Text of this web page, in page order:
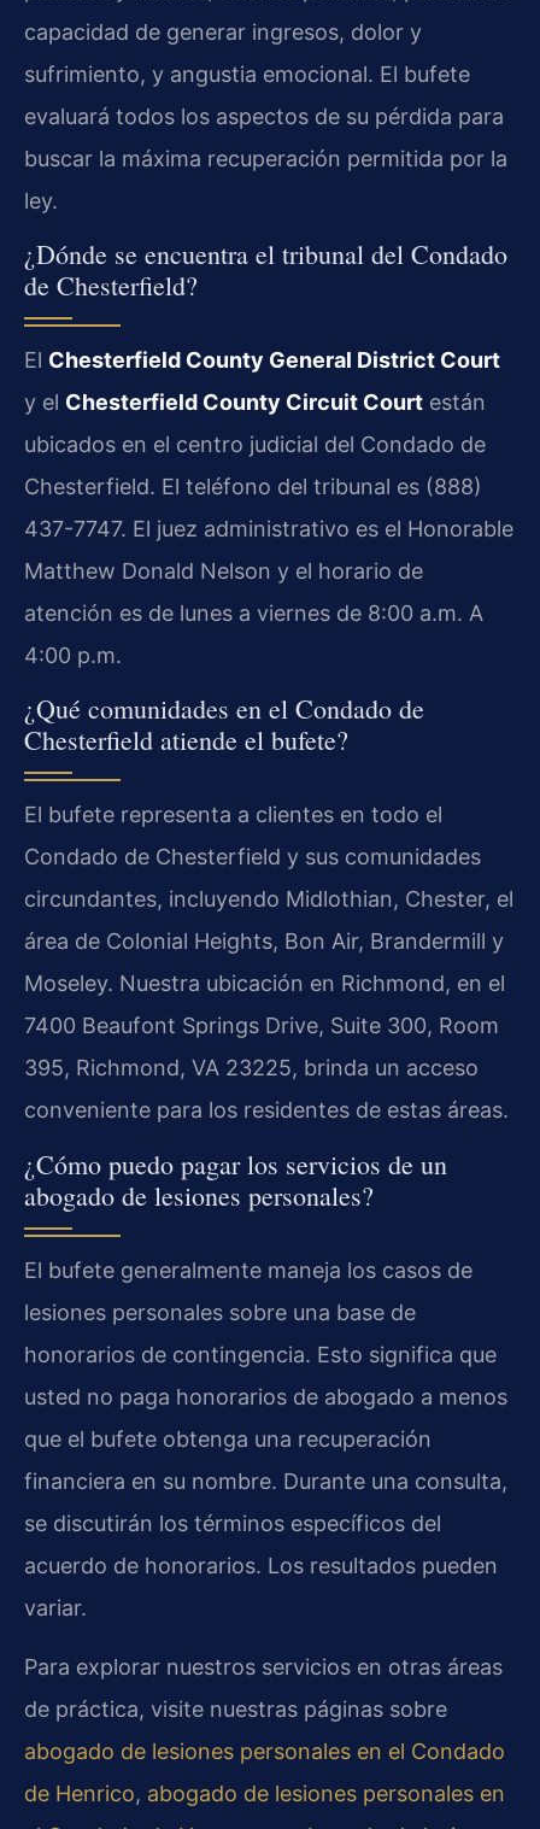
capacidad de generar ingresos, dolor y
sufrimiento, y angustia emocional. El bufete
evaluará todos los aspectos de su pérdida para
buscar la máxima recuperación permitida por la
ley.
¿Dónde se encuentra el tribunal del Condado
de Chesterfield?
El Chesterfield County General District Court
y el Chesterfield County Circuit Court están
ubicados en el centro judicial del Condado de
Chesterfield. El teléfono del tribunal es (888)
437-7747. El juez administrativo es el Honorable
Matthew Donald Nelson y el horario de
atención es de lunes a viernes de 8:00 a.m. A
4:00 p.m.
¿Qué comunidades en el Condado de
Chesterfield atiende el bufete?
El bufete representa a clientes en todo el
Condado de Chesterfield y sus comunidades
circundantes, incluyendo Midlothian, Chester, el
área de Colonial Heights, Bon Air, Brandermill y
Moseley. Nuestra ubicación en Richmond, en el
7400 Beaufont Springs Drive, Suite 300, Room
395, Richmond, VA 23225, brinda un acceso
conveniente para los residentes de estas áreas.
¿Cómo puedo pagar los servicios de un
abogado de lesiones personales?
El bufete generalmente maneja los casos de
lesiones personales sobre una base de
honorarios de contingencia. Esto significa que
usted no paga honorarios de abogado a menos
que el bufete obtenga una recuperación
financiera en su nombre. Durante una consulta,
se discutirán los términos específicos del
acuerdo de honorarios. Los resultados pueden
variar.
Para explorar nuestros servicios en otras áreas
de práctica, visite nuestras páginas sobre
abogado de lesiones personales en el Condado
de Henrico, abogado de lesiones personales en